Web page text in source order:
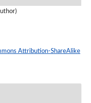
Attribution-ShareAlike